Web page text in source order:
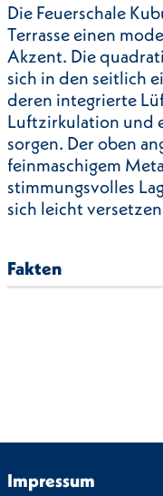
Die Feuerschale
Terrasse einen
Akzent. Die
sich in den seitlich
deren integrierte
Luftzirkulation und
sorgen. Der oben
feinmaschigem
stimmungsvolles
sich leicht
Fakten
Impressum